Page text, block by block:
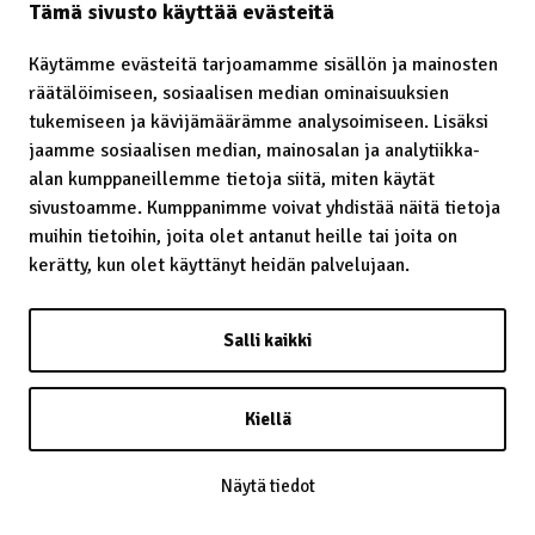
Tämä sivusto käyttää evästeitä
Käytämme evästeitä tarjoamamme sisällön ja mainosten
räätälöimiseen, sosiaalisen median ominaisuuksien
tukemiseen ja kävijämäärämme analysoimiseen. Lisäksi
jaamme sosiaalisen median, mainosalan ja analytiikka-
alan kumppaneillemme tietoja siitä, miten käytät
sivustoamme. Kumppanimme voivat yhdistää näitä tietoja
muihin tietoihin, joita olet antanut heille tai joita on
kerätty, kun olet käyttänyt heidän palvelujaan.
Salli kaikki
Kiellä
Näytä tiedot
Laavu – lávvu
Laidunrauha
Lainatut perinteet
Lainsäädäntö
Lapin kaste
Lappalainen
Lapsiin kohdistunut häirintä